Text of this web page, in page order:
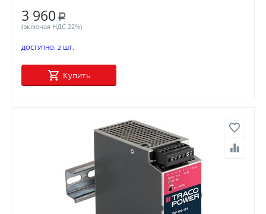
3 960 Р
(включая НДС 22%)
ДОСТУПНО: 2 ШТ.
Купить